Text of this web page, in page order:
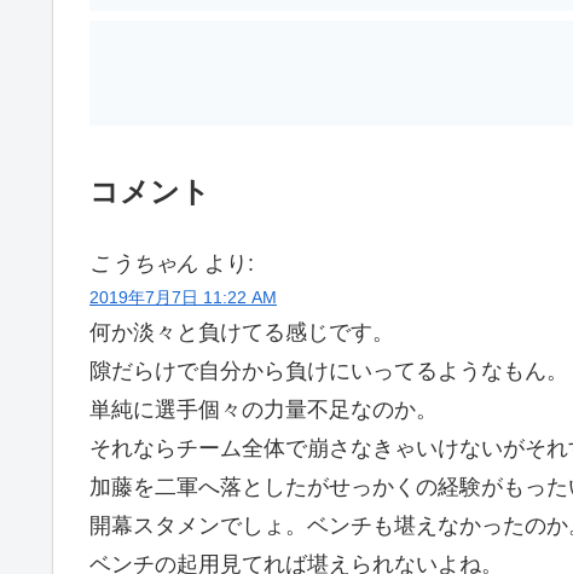
コメント
こうちゃん より:
2019年7月7日 11:22 AM
何か淡々と負けてる感じです。
隙だらけで自分から負けにいってるようなもん。
単純に選手個々の力量不足なのか。
それならチーム全体で崩さなきゃいけないがそ
加藤を二軍へ落としたがせっかくの経験がもった
開幕スタメンでしょ。ベンチも堪えなかったのか
ベンチの起用見てれば堪えられないよね。